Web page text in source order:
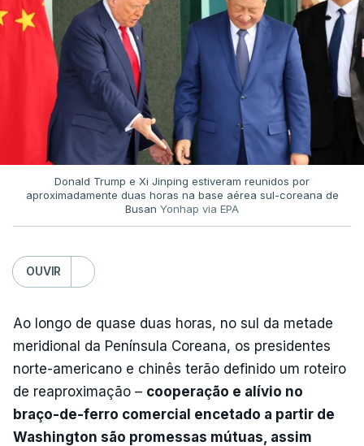
Donald Trump e Xi Jinping estiveram reunidos por
aproximadamente duas horas na base aérea sul-coreana de
Busan Yonhap via EPA
OUVIR
Ao longo de quase duas horas, no sul da metade
meridional da Península Coreana, os presidentes
norte-americano e chinês terão definido um roteiro
de reaproximação – cooperação e alívio no
braço-de-ferro comercial encetado a partir de
Washington são promessas mútuas, assim